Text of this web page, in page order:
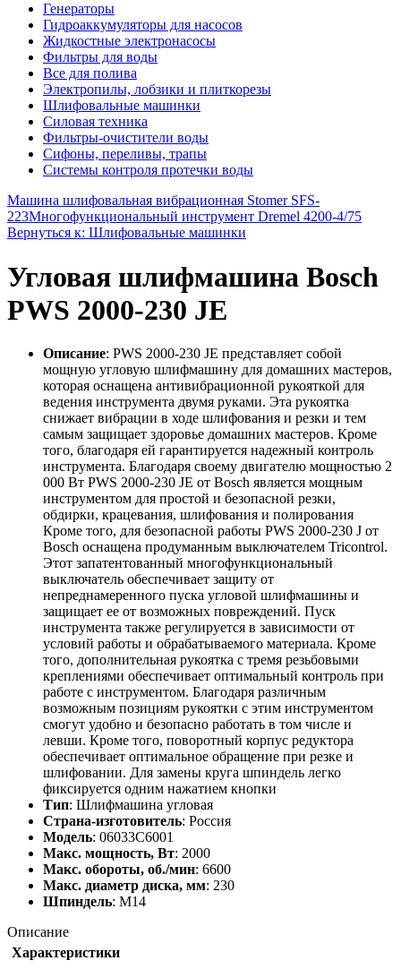
Генераторы
Гидроаккумуляторы для насосов
Жидкостные электронасосы
Фильтры для воды
Все для полива
Электропилы, лобзики и плиткорезы
Шлифовальные машинки
Силовая техника
Фильтры-очистители воды
Сифоны, переливы, трапы
Системы контроля протечки воды
Машина шлифовальная вибрационная Stomer SFS-
223Многофункциональный инструмент Dremel 4200-4/75
Вернуться к: Шлифовальные машинки
Угловая шлифмашина Bosch
PWS 2000-230 JE
Описание: PWS 2000-230 JE представляет собой
мощную угловую шлифмашину для домашних мастеров,
которая оснащена антивибрационной рукояткой для
ведения инструмента двумя руками. Эта рукоятка
снижает вибрации в ходе шлифования и резки и тем
самым защищает здоровье домашних мастеров. Кроме
того, благодаря ей гарантируется надежный контроль
инструмента. Благодаря своему двигателю мощностью 2
000 Вт PWS 2000-230 JE от Bosch является мощным
инструментом для простой и безопасной резки,
обдирки, крацевания, шлифования и полирования
Кроме того, для безопасной работы PWS 2000-230 J от
Bosch оснащена продуманным выключателем Tricontrol.
Этот запатентованный многофункциональный
выключатель обеспечивает защиту от
непреднамеренного пуска угловой шлифмашины и
защищает ее от возможных повреждений. Пуск
инструмента также регулируется в зависимости от
условий работы и обрабатываемого материала. Кроме
того, дополнительная рукоятка с тремя резьбовыми
креплениями обеспечивает оптимальный контроль при
работе с инструментом. Благодаря различным
возможным позициям рукоятки с этим инструментом
смогут удобно и безопасно работать в том числе и
левши. Кроме того, поворотный корпус редуктора
обеспечивает оптимальное обращение при резке и
шлифовании. Для замены круга шпиндель легко
фиксируется одним нажатием кнопки
Тип: Шлифмашина угловая
Страна-изготовитель: Россия
Модель: 06033C6001
Макс. мощность, Вт: 2000
Макс. обороты, об./мин: 6600
Макс. диаметр диска, мм: 230
Шпиндель: M14
Описание
Характеристики